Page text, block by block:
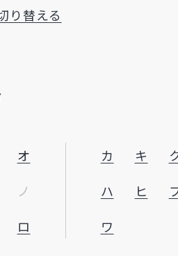
り替える
オ カ キ
ノ ハ ヒ
ロ ワ